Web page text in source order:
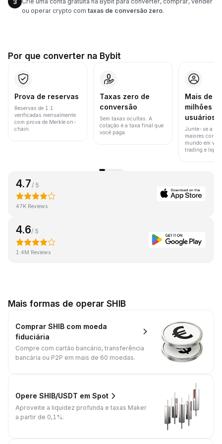
3
ou operar crypto com taxas de conversão zero.
Por que converter na Bybit
Prova de reservas
Reservas de 1:1
verificadas mensalmente
com prova de Merkle on-
chain.
Taxas zero de
conversão
Sem taxas ocultas. A
cotação é a taxa final que
você paga.
Mais de
milhões
usuários
Junte-se a
maiores
mundo em
trading e
4.7 / 5
47K Reviews
4.6/ 5
1.4M Reviews
Mais formas de operar SHIB
Comprar SHIB com moeda
fiduciária
Compre com cartão bancário, transferência
bancária ou P2P em mais de 60 moedas.
Opere SHIB/USDT em Spot
Aproveite a liquidez profunda e taxas Maker
a partir de 0,1%.